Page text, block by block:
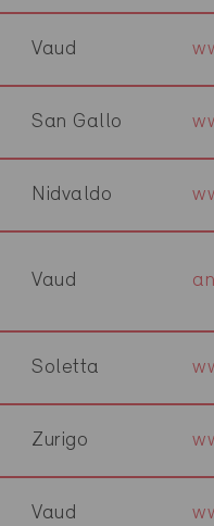
Vaud
San Gallo
Nidvaldo
Vaud
Soletta
Zurigo
Vaud